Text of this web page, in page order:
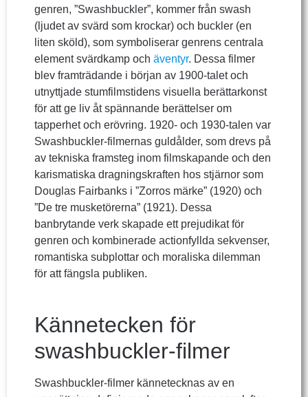
genren, ”Swashbuckler”, kommer från swash
(ljudet av svärd som krockar) och buckler (en
liten sköld), som symboliserar genrens centrala
element svärdkamp och äventyr. Dessa filmer
blev framträdande i början av 1900-talet och
utnyttjade stumfilmstidens visuella berättarkonst
för att ge liv åt spännande berättelser om
tapperhet och erövring. 1920- och 1930-talen var
Swashbuckler-filmernas guldålder, som drevs på
av tekniska framsteg inom filmskapande och den
karismatiska dragningskraften hos stjärnor som
Douglas Fairbanks i ”Zorros märke” (1920) och
”De tre musketörerna” (1921). Dessa
banbrytande verk skapade ett prejudikat för
genren och kombinerade actionfyllda sekvenser,
romantiska subplottar och moraliska dilemman
för att fängsla publiken.
Kännetecken för
swashbuckler-filmer
Swashbuckler-filmer kännetecknas av en